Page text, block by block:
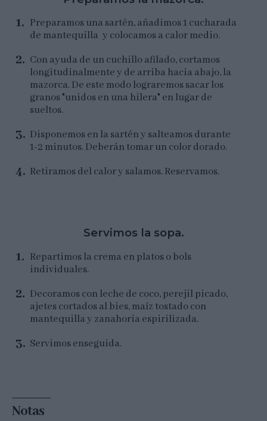
Preparamos una sartén, añadimos 1 cucharada
de mantequilla y colocamos a calor medio.
Con ayuda de un cuchillo afilado, cortamos
longitudinalmente y de arriba hacia abajo, la
mazorca. De este modo lograremos sacar los
granos "unidos en una hilera" en lugar de
sueltos.
Disponemos en la sartén y salteamos durante
1-2 minutos. Deberán tomar un color dorado.
Retiramos del calor y salamos. Reservamos.
Servimos la sopa.
Repartimos la crema en platos o bols
individuales.
Decoramos con leche de coco, perejil picado,
ajetes cortados al bies, maíz tostado con
mantequilla y zanahoria espirilizada.
Servimos enseguida.
Notas